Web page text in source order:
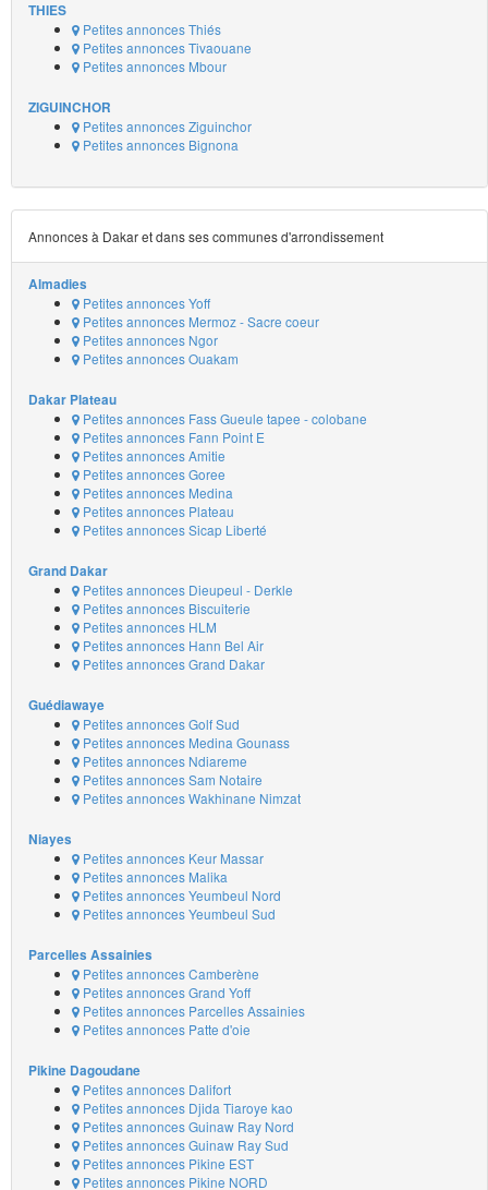
THIES
Petites annonces Thiés
Petites annonces Tivaouane
Petites annonces Mbour
ZIGUINCHOR
Petites annonces Ziguinchor
Petites annonces Bignona
Annonces à Dakar et dans ses communes d'arrondissement
Almadies
Petites annonces Yoff
Petites annonces Mermoz - Sacre coeur
Petites annonces Ngor
Petites annonces Ouakam
Dakar Plateau
Petites annonces Fass Gueule tapee - colobane
Petites annonces Fann Point E
Petites annonces Amitie
Petites annonces Goree
Petites annonces Medina
Petites annonces Plateau
Petites annonces Sicap Liberté
Grand Dakar
Petites annonces Dieupeul - Derkle
Petites annonces Biscuiterie
Petites annonces HLM
Petites annonces Hann Bel Air
Petites annonces Grand Dakar
Guédiawaye
Petites annonces Golf Sud
Petites annonces Medina Gounass
Petites annonces Ndiareme
Petites annonces Sam Notaire
Petites annonces Wakhinane Nimzat
Niayes
Petites annonces Keur Massar
Petites annonces Malika
Petites annonces Yeumbeul Nord
Petites annonces Yeumbeul Sud
Parcelles Assainies
Petites annonces Camberène
Petites annonces Grand Yoff
Petites annonces Parcelles Assainies
Petites annonces Patte d'oie
Pikine Dagoudane
Petites annonces Dalifort
Petites annonces Djida Tiaroye kao
Petites annonces Guinaw Ray Nord
Petites annonces Guinaw Ray Sud
Petites annonces Pikine EST
Petites annonces Pikine NORD